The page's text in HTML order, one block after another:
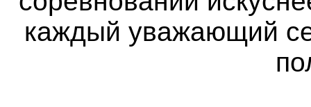
каждый уважающий